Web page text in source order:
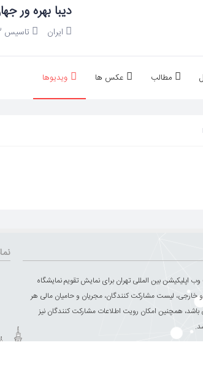
دیبا بهره ور
ایران تاسیس 1383
مطالب عکس ها ویدیوها
اپلیکیشن بین المللی تهران برای نمایش تقویم نمایشگاه
خارجی، لیست مشارکت کنندگان، مجریان و حامیان مالی هر
باشد، همچنین امکان رویت اطلاعات مشارکت کنندگان نیز